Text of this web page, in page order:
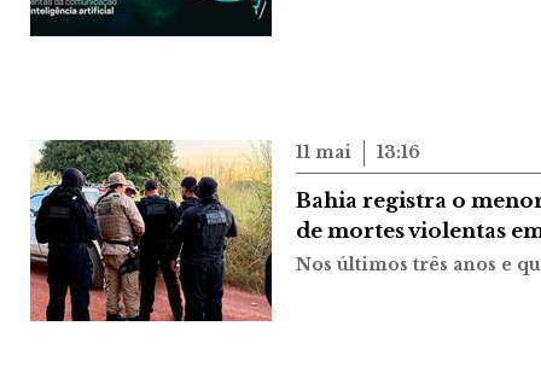
11 mai 13:16
Bahia registra o
de mortes violentas
Nos últimos três anos e